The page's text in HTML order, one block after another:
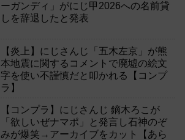
ーガンディ」がにじ甲2026への名前貸
しを辞退したと発表
【炎上】にじさんじ「五木左京」が熊
本地震に関するコメントで廃墟の絵文
字を使い不謹慎だと叩かれる【コンプ
ラ】
【コンプラ】にじさんじ 鏑木ろこが
「欲しいぜナマポ」と発言し石神のぞ
みが爆笑→アーカイブをカット【あら